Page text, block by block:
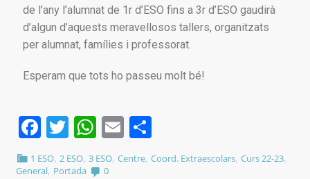
de l’any l’alumnat de 1r d’ESO fins a 3r d’ESO gaudirà
d’algun d’aquests meravellosos tallers, organitzats
per alumnat, famílies i professorat.
Esperam que tots ho passeu molt bé!
Facebook
Twitter
WhatsApp
Email
1 ESO,2 ESO,3 ESO,Centre,Coord. Extraescolars,Curs 22-23,
General, Portada 0